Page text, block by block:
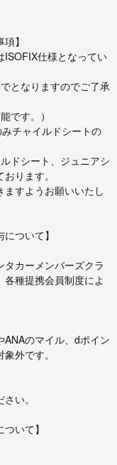
】
ISOFIX仕様となってい
となりますのでご了承
です。）
チャイルドシートの
ドシート、ジュニアシ
ります。
すようお願いいたし
ついて】
カーメンバーズクラ
種提携会員制度によ
のマイル、dポイン
外です。
い。
いて】